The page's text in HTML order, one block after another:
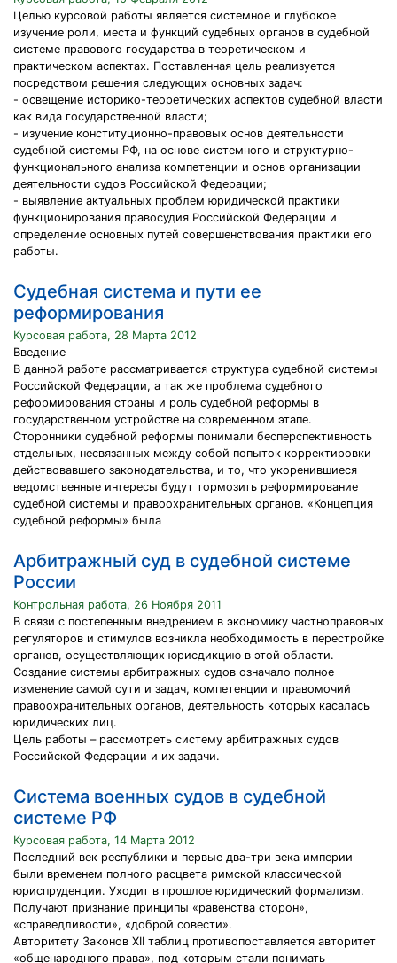
Целью курсовой работы является системное и глубокое
изучение роли, места и функций судебных органов в судебной
системе правового государства в теоретическом и
практическом аспектах. Поставленная цель реализуется
посредством решения следующих основных задач:
- освещение историко-теоретических аспектов судебной власти
как вида государственной власти;
- изучение конституционно-правовых основ деятельности
судебной системы РФ, на основе системного и структурно-
функционального анализа компетенции и основ организации
деятельности судов Российской Федерации;
- выявление актуальных проблем юридической практики
функционирования правосудия Российской Федерации и
определение основных путей совершенствования практики его
работы.
Судебная система и пути ее
реформирования
Курсовая работа, 28 Марта 2012
Введение
В данной работе рассматривается структура судебной системы
Российской Федерации, а так же проблема судебного
реформирования страны и роль судебной реформы в
государственном устройстве на современном этапе.
Сторонники судебной реформы понимали бесперспективность
отдельных, несвязанных между собой попыток корректировки
действовавшего законодательства, и то, что укоренившиеся
ведомственные интересы будут тормозить реформирование
судебной системы и правоохранительных органов. «Концепция
судебной реформы» была
Арбитражный суд в судебной системе
России
Контрольная работа, 26 Ноября 2011
В связи с постепенным внедрением в экономику частноправовых
регуляторов и стимулов возникла необходимость в перестройке
органов, осуществляющих юрисдикцию в этой области.
Создание системы арбитражных судов означало полное
изменение самой сути и задач, компетенции и правомочий
правоохранительных органов, деятельность которых касалась
юридических лиц.
Цель работы – рассмотреть систему арбитражных судов
Российской Федерации и их задачи.
Система военных судов в судебной
системе РФ
Курсовая работа, 14 Марта 2012
Последний век республики и первые два-три века империи
были временем полного расцвета римской классической
юриспруденции. Уходит в прошлое юридический формализм.
Получают признание принципы «равенства сторон»,
«справедливости», «доброй совести».
Авторитету Законов XII таблиц противопоставляется авторитет
«общенародного права», под которым стали понимать